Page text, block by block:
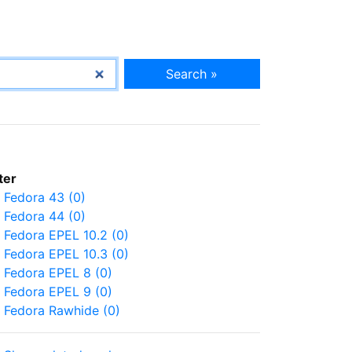
Search »
Fedora 43 (0)
Fedora 44 (0)
Fedora EPEL 10.2 (0)
Fedora EPEL 10.3 (0)
Fedora EPEL 8 (0)
Fedora EPEL 9 (0)
Fedora Rawhide (0)